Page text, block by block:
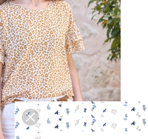
POCHETTE:
17,90 €
VIREVOLTE
PDF:12,90 €
POCHETTE:17,90 €